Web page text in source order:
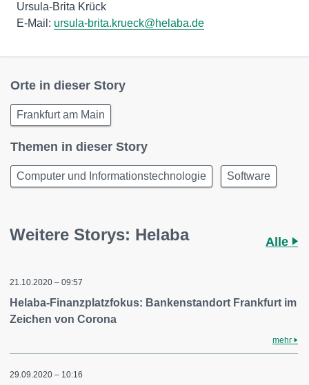
Ursula-Brita Krück
E-Mail: ursula-brita.krueck@helaba.de
Orte in dieser Story
Frankfurt am Main
Themen in dieser Story
Computer und Informationstechnologie Software
Weitere Storys: Helaba Alle
21.10.2020 – 09:57
Helaba-Finanzplatzfokus: Bankenstandort Frankfurt im
Zeichen von Corona
mehr
29.09.2020 – 10:16